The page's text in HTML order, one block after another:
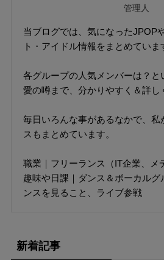
管理人
当ブログでは、気になったJPOP
ト・アイドル情報をまとめていま
各グループの人気メンバーは？と
愛の噂まで、分かりやすく＆詳し
毎日いろんな事があるなかで、私
スもまとめています。
職業｜フリーランス（IT企業、メ
趣味や日課｜ダンス＆ボーカルグ
ンスを見ること、ライブ参戦
新着記事